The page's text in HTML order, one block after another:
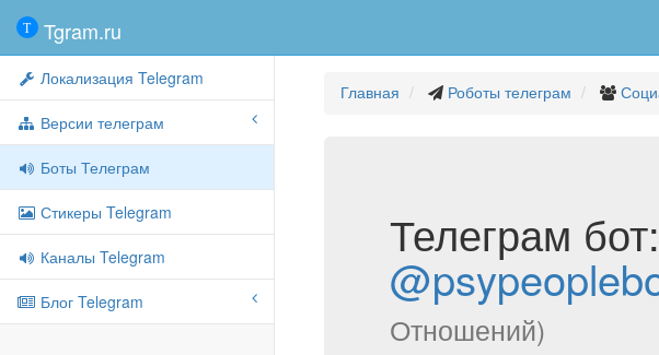
Tgram.ru
Локализация Telegram
Версии телеграм
Боты Телеграм
Стикеры Telegram
Каналы Telegram
Блог Telegram
Главная Роботы телеграм
Телеграм бот:
Отношений)